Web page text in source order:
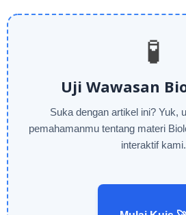
🧪
Uji Wawasan
Suka dengan artikel ini? Yuk,
pemahamanmu tentang materi
interaktif kami.